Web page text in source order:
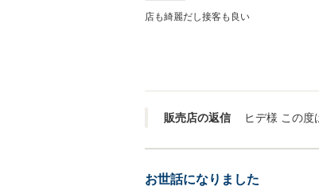
店も綺麗だし接客も良い
販売店の返信
お世話になりました